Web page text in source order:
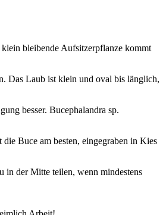
bleibende Aufsitzerpflanze kommt
Das Laub ist klein und oval bis länglich,
besser. Bucephalandra sp.
Buce am besten, eingegraben in Kies
in der Mitte teilen, wenn mindestens